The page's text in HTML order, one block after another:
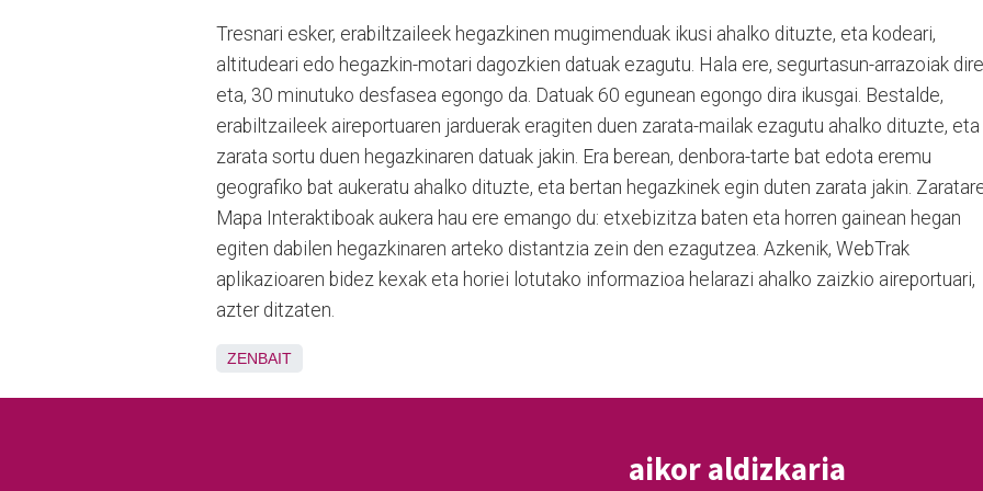
Tresnari esker, erabiltzaileek hegazkinen mugimenduak ikusi ahalko dituzte, eta kodeari,
altitudeari edo hegazkin-motari dagozkien datuak ezagutu. Hala ere, segurtasun-arrazoiak
eta, 30 minutuko desfasea egongo da. Datuak 60 egunean egongo dira ikusgai. Bestalde,
erabiltzaileek aireportuaren jarduerak eragiten duen zarata-mailak ezagutu ahalko dituzte, eta
zarata sortu duen hegazkinaren datuak jakin. Era berean, denbora-tarte bat edota eremu
geografiko bat aukeratu ahalko dituzte, eta bertan hegazkinek egin duten zarata jakin.
Mapa Interaktiboak aukera hau ere emango du: etxebizitza baten eta horren gainean hegan
egiten dabilen hegazkinaren arteko distantzia zein den ezagutzea. Azkenik, WebTrak
aplikazioaren bidez kexak eta horiei lotutako informazioa helarazi ahalko zaizkio aireportuari,
azter ditzaten.
ZENBAIT
aikor aldizkaria